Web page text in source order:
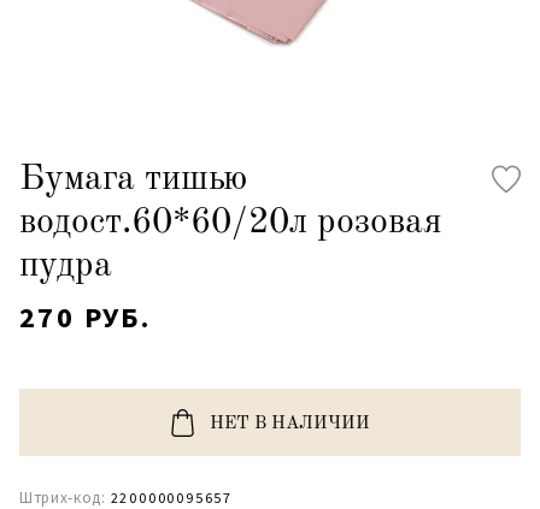
Бумага тишью
водост.60*60/20л розовая
пудра
270 РУБ.
НЕТ В НАЛИЧИИ
Штрих-код: 2200000095657